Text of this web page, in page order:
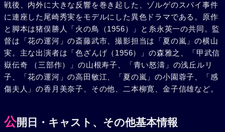
然と打電。だが彼の正体を知り激怒した一枝が自殺を遂げた
ことから宮部、ゾルゲ、坂崎と相次いで逮捕された。--栄子
はこうした危機の間も、くに子の存在を不安がりながらも、
夫の理解といたわりに全力を尽したが、十九年秋、一同には
死刑の判決。そこへ白衣の冬樹が帰って来て、聖戦とは侵略
だと坂崎を讃える。面会日、夫婦の話合いから冬樹は知叡の
小学校時代の先生靖代と結婚し、満州へ発つ。その日、昭和
十九年十一月七日、坂崎は処刑された。死刑発表の日、くに
提案から坂崎の手紙の整理が始められた矢先、ソ連参戦。一
週間後、戦争は終った。冬樹は赤軍のため惨殺され、栄子の
戦後、内外に大きな反響を巻き起した、ゾルゲのスパイ事件
に連座した尾崎秀実をモデルにした異色ドラマである。原作
と脚本は猪俣勝人「火の鳥（1956）」と糸永英一の共同。監
督は「花の運河」の斎藤武市、撮影担当は「夏の嵐」の横山
実。主な出演者は「色ざんげ（1956）」の森雅之、「甲武信
嶽伝奇 （三部作）」の山根寿子、「青い怒濤」の浅丘ルリ
子、「花の運河」の高田敏江、「夏の嵐」の小園蓉子、「感
傷夫人」の香月美奈子、その他、二本柳寛、金子信雄など。
公開日・キャスト、その他基本情報